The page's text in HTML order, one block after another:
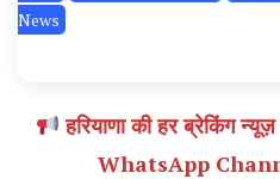
News
हरियाणा की हर ब्रेकिंग
WhatsApp